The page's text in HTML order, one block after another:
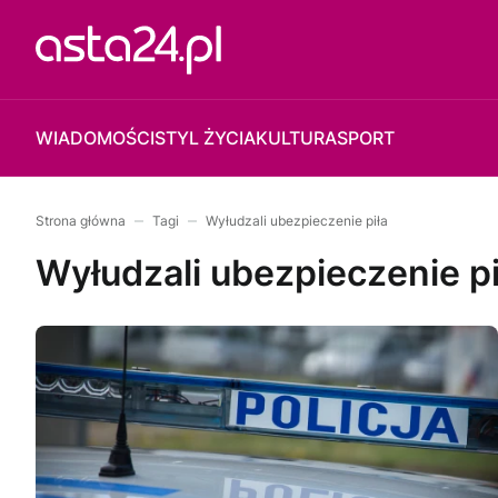
WIADOMOŚCISTYL ŻYCIAKULTURASPORT
Strona główna Tagi Wyłudzali ubezpieczenie piła
Wyłudzali ubezpieczenie